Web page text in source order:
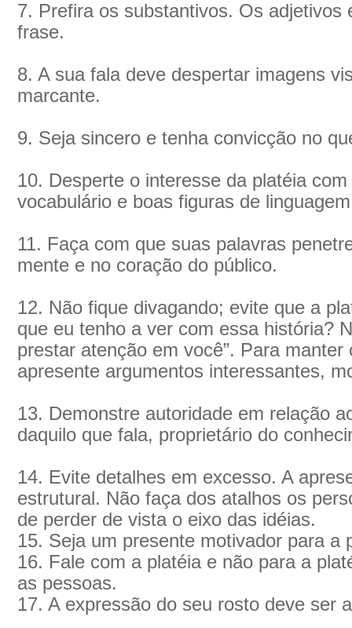
7. Prefira os substantivos. Os adjetivos
frase.
8. A sua fala deve despertar imagens
marcante.
9. Seja sincero e tenha convicção no
10. Desperte o interesse da platéia
vocabulário e boas figuras de
11. Faça com que suas palavras
mente e no coração do público.
12. Não fique divagando; evite que a
que eu tenho a ver com essa história?
prestar atenção em você”. Para
apresente argumentos interessantes,
13. Demonstre autoridade em relação
daquilo que fala, proprietário do
14. Evite detalhes em excesso. A
estrutural. Não faça dos atalhos os
de perder de vista o eixo das idéias.
15. Seja um presente motivador para a
16. Fale com a platéia e não para a
as pessoas.
17. A expressão do seu rosto deve ser